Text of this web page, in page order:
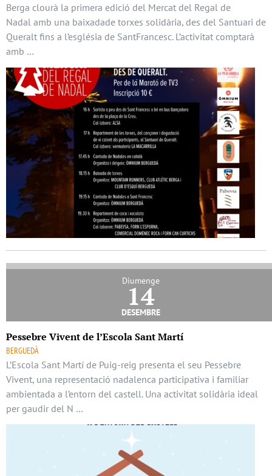
Berga clourà la primera edició del Mercat del Regal de
Nadal amb una baixadade torxes solidària, des del Santuari de
Queralt fins a l’església de SantFrancesc. L’activitat comptarà
amb …
Diumenge
14
desembre
Pessebre Vivent de l’Escola Sant Martí
BERGUEDÀ
L’Escola Sant Martí de Puig-reig presenta el seu Pessebre
Vivent, una representació nadalenca participativa i familiar
ambientada a l’entorn del castell. Una activitat solidària ideal
per gaudir del N …